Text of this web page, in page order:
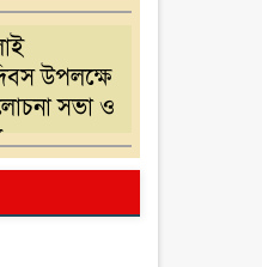
উপলক্ষে
সভা ও
সহ